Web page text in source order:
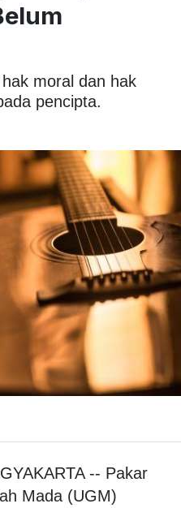
moral dan hak
pencipta.
-- Pakar
Mada (UGM)